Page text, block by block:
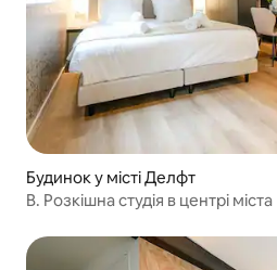
Будинок у місті Делфт
B. Розкішна студія в центрі міста